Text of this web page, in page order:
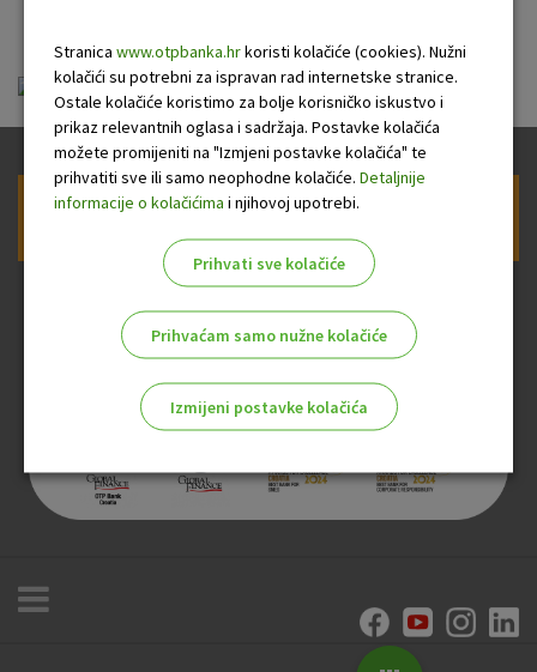
O nama Dnevno financijsko izvješće.pdf
Prijava na newsletter OTP banke
Stranica www.otpbanka.hrkoristi kolačiće (cookies). Nužni
kolačići su potrebni za ispravan rad internetske stranice.
Ostale kolačiće koristimo za bolje korisničko iskustvo i
prikaz relevantnih oglasa i sadržaja. Postavke kolačića
možete promijeniti na "Izmjeni postavke kolačića" te
prihvatiti sve ili samo neophodne kolačiće. Detaljnije
informacije o kolačićima i njihovoj upotrebi.
Prihvati sve kolačiće
Prihvaćam samo nužne kolačiće
Izmijeni postavke kolačića
Nužni kolačići